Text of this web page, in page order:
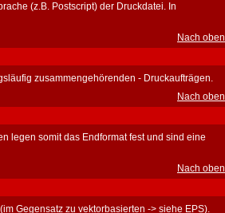
(z.B. Postscript) der Druckdatei. In
Nach oben
zusammengehörenden - Druckaufträgen.
Nach oben
legen somit das Endformat fest und sind eine
Nach oben
Gegensatz zu vektorbasierten -> siehe EPS).